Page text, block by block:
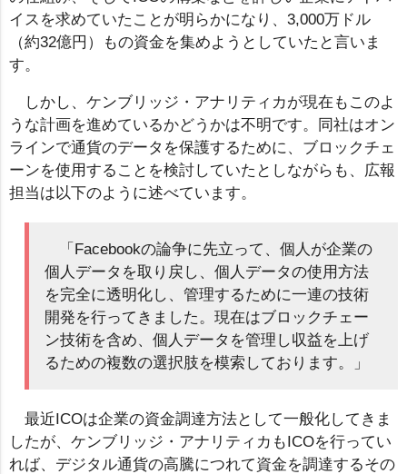
イスを求めていたことが明らかになり、3,000万ドル
（約32億円）もの資金を集めようとしていたと言いま
す。
しかし、ケンブリッジ・アナリティカが現在もこのよ
うな計画を進めているかどうかは不明です。同社はオン
ラインで通貨のデータを保護するために、ブロックチェ
ーンを使用することを検討していたとしながらも、広報
担当は以下のように述べています。
「Facebookの論争に先立って、個人が企業の
個人データを取り戻し、個人データの使用方法
を完全に透明化し、管理するために一連の技術
開発を行ってきました。現在はブロックチェー
ン技術を含め、個人データを管理し収益を上げ
るための複数の選択肢を模索しております。」
最近ICOは企業の資金調達方法として一般化してきま
したが、ケンブリッジ・アナリティカもICOを行ってい
れば、デジタル通貨の高騰につれて資金を調達するその